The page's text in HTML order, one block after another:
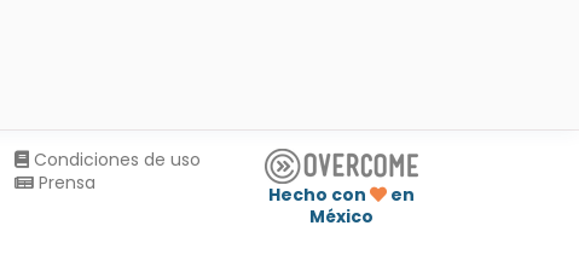
Condiciones de uso
Prensa
Hecho con
en
México